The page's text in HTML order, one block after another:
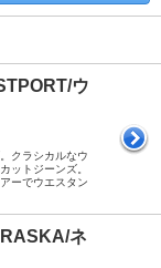
ウ
クラシカルなウ
ットジーンズ。
ーでウエスタン
ネ